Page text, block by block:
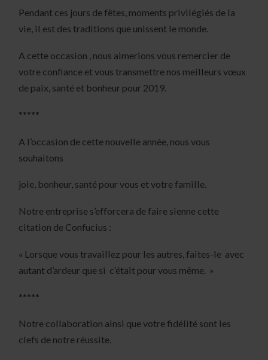
Pendant ces jours de fêtes, moments privilégiés de la
vie, il est des traditions que unissent le monde.
A cette occasion , nous aimerions vous remercier de
votre confiance et vous transmettre nos meilleurs vœux
de paix, santé et bonheur pour 2019.
*****
A l’occasion de cette nouvelle année, nous vous
souhaitons
joie, bonheur, santé pour vous et votre famille.
Notre entreprise s’efforcera de faire sienne cette
citation de Confucius :
« Lorsque vous travaillez pour les autres, faites-le avec
autant d’ardeur que si c’était pour vous même. »
*****
Notre collaboration ainsi que votre fidélité sont les
clefs de notre réussite.